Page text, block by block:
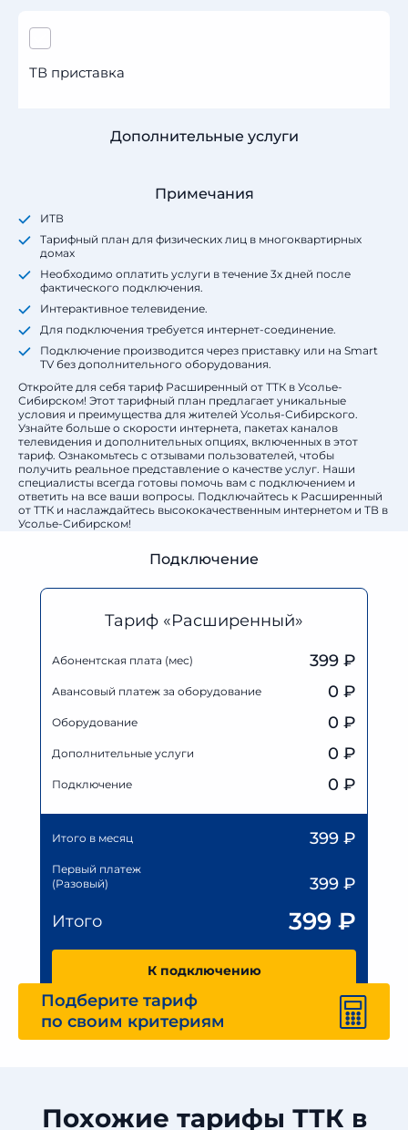
ТВ приставка
Дополнительные услуги
Примечания
ИТВ
Тарифный план для физических лиц в многоквартирных
домах
Необходимо оплатить услуги в течение 3х дней после
фактического подключения.
Интерактивное телевидение.
Для подключения требуется интернет-соединение.
Подключение производится через приставку или на Smart
TV без дополнительного оборудования.
Откройте для себя тариф Расширенный от ТТК в Усолье-
Сибирском! Этот тарифный план предлагает уникальные
условия и преимущества для жителей Усолья-Сибирского.
Узнайте больше о скорости интернета, пакетах каналов
телевидения и дополнительных опциях, включенных в этот
тариф. Ознакомьтесь с отзывами пользователей, чтобы
получить реальное представление о качестве услуг. Наши
специалисты всегда готовы помочь вам с подключением и
ответить на все ваши вопросы. Подключайтесь к Расширенный
от ТТК и наслаждайтесь высококачественным интернетом и ТВ в
Усолье-Сибирском!
Подключение
Тариф «Расширенный»
Абонентская плата (мес) 399 ₽
Авансовый платеж за оборудование 0 ₽
Оборудование 0 ₽
Дополнительные услуги 0 ₽
Подключение 0 ₽
Итого в месяц 399 ₽
Первый платеж
(Разовый)
399 ₽
Итого
399 ₽
К подключению
Подберите тариф
по своим критериям
Похожие тарифы ТТК в